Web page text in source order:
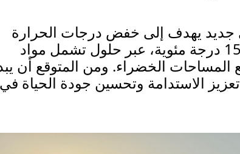
يهدف إلى خفض درجات الحرارة
في شوارع ومباني الرياض بما يصل إلى 15 درجة مئوية، عبر حلول تشمل مواد
الخضراء. ومن المتوقع أن
الاستدامة وتحسين جودة الحياة في